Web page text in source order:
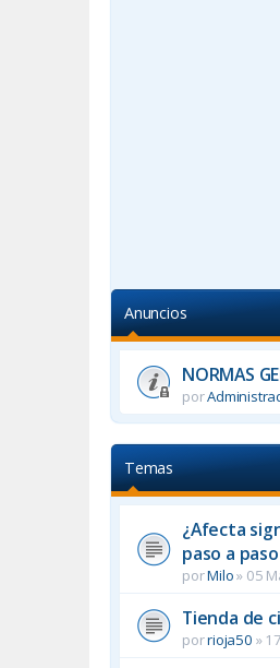
Anuncios
NORMAS
por
Temas
¿Afecta
paso a
porMilo» 05
Tienda de
porrioja50 »